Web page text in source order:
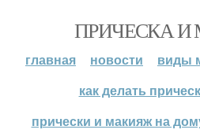
ПРИЧЕСКА
главная новости
виды
как делать
прически и макияж на